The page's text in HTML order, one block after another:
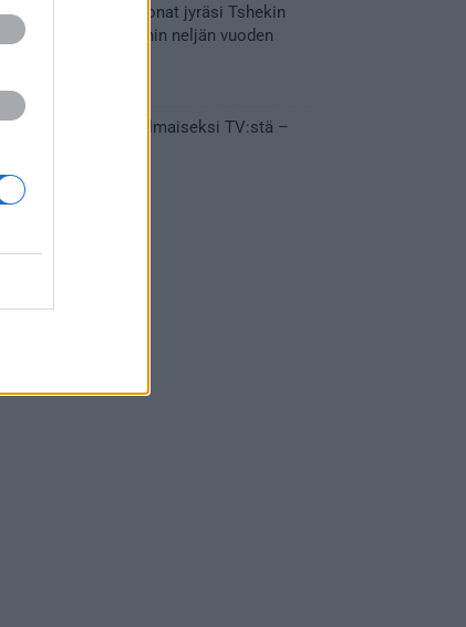
esitys – Leijonat jyräsi Tshekin
ja eteni mitalipeleihin neljän vuoden
– Tshekki näkyy ilmaiseksi TV:stä –
15:09